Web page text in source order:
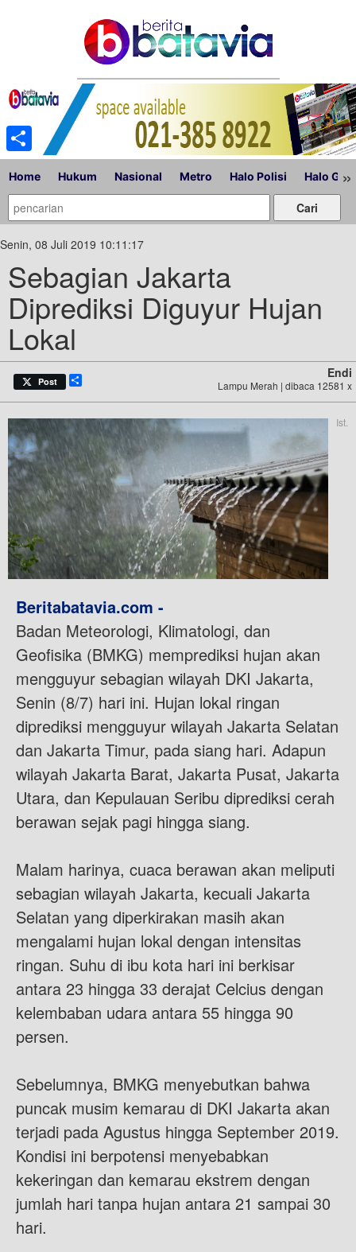
Home Hukum Nasional Metro Halo Polisi Halo »
Senin, 08 Juli 2019 10:11:17
Sebagian Jakarta
Diprediksi Diguyur Hujan
Lokal
Post
Endi
Lampu Merah | dibaca 12581 x
Ist.
Beritabatavia.com -
Badan Meteorologi, Klimatologi, dan
Geofisika (BMKG) memprediksi hujan akan
mengguyur sebagian wilayah DKI Jakarta,
Senin (8/7) hari ini. Hujan lokal ringan
diprediksi mengguyur wilayah Jakarta Selatan
dan Jakarta Timur, pada siang hari. Adapun
wilayah Jakarta Barat, Jakarta Pusat, Jakarta
Utara, dan Kepulauan Seribu diprediksi cerah
berawan sejak pagi hingga siang.
Malam harinya, cuaca berawan akan meliputi
sebagian wilayah Jakarta, kecuali Jakarta
Selatan yang diperkirakan masih akan
mengalami hujan lokal dengan intensitas
ringan. Suhu di ibu kota hari ini berkisar
antara 23 hingga 33 derajat Celcius dengan
kelembaban udara antara 55 hingga 90
persen.
Sebelumnya, BMKG menyebutkan bahwa
puncak musim kemarau di DKI Jakarta akan
terjadi pada Agustus hingga September 2019.
Kondisi ini berpotensi menyebabkan
kekeringan dan kemarau ekstrem dengan
jumlah hari tanpa hujan antara 21 sampai 30
hari.
Share